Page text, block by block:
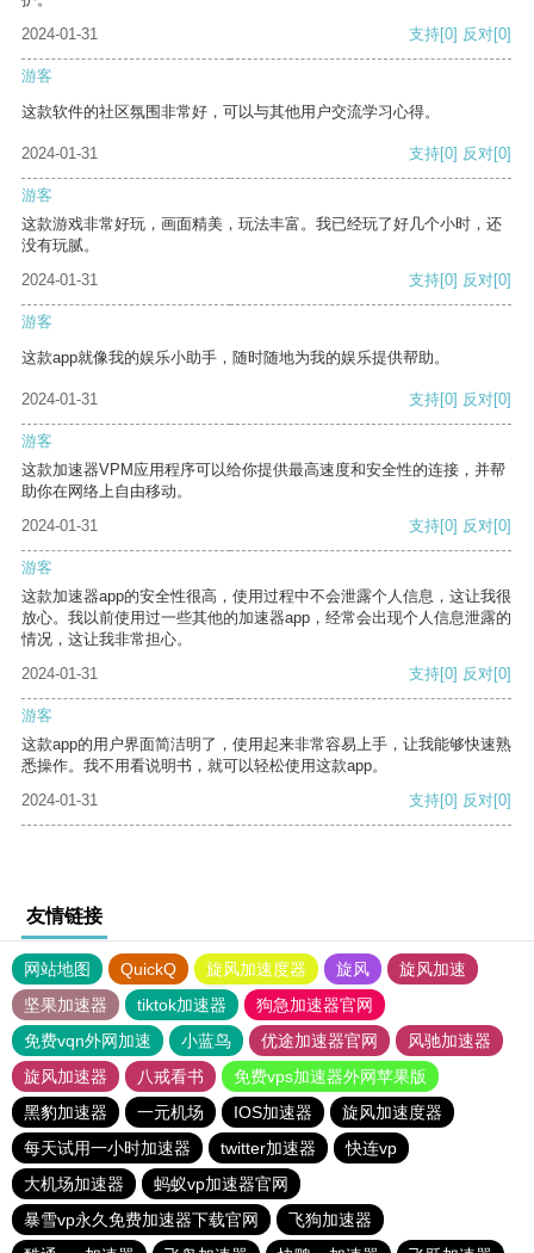
2024-01-31
支持[0] 反对[0]
游客
这款软件的社区氛围非常好，可以与其他用户交流学习心得。
2024-01-31 支持[0] 反对[0]
游客
这款游戏非常好玩，画面精美，玩法丰富。我已经玩了好几个小时，还
没有玩腻。
2024-01-31
支持[0] 反对[0]
游客
这款app就像我的娱乐小助手，随时随地为我的娱乐提供帮助。
2024-01-31 支持[0] 反对[0]
游客
这款加速器VPM应用程序可以给你提供最高速度和安全性的连接，并帮
助你在网络上自由移动。
2024-01-31
支持[0] 反对[0]
游客
这款加速器app的安全性很高，使用过程中不会泄露个人信息，这让我很
放心。我以前使用过一些其他的加速器app，经常会出现个人信息泄露的
情况，这让我非常担心。
2024-01-31
支持[0] 反对[0]
游客
这款app的用户界面简洁明了，使用起来非常容易上手，让我能够快速熟
悉操作。我不用看说明书，就可以轻松使用这款app。
2024-01-31
支持[0] 反对[0]
友情链接
网站地图 QuickQ 旋风加速度器 旋风
旋风加速
坚果加速器
tiktok加速器
狗急加速器官网
免费vqn外网加速
小蓝鸟 优途加速器官网
风驰加速器
旋风加速器
八戒看书
免费vps加速器外网苹果版
黑豹加速器
一元机场 IOS加速器
旋风加速度器
每天试用一小时加速器
twitter加速器
快连vp
大机场加速器
蚂蚁vp加速器官网
暴雪vp永久免费加速器下载官网
飞狗加速器